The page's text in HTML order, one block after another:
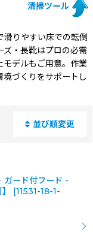
清掃ツール
滑りやすい床での転倒
ズ・長靴はプロの必需
モデルもご用意。作業
づくりをサポートし
並び順変更
ガード付フード -
[11531-18-1-